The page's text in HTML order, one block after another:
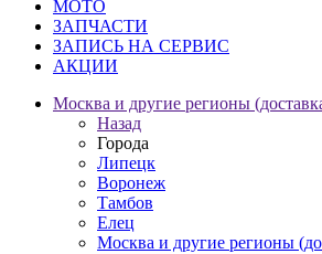
МОТО
ЗАПЧАСТИ
ЗАПИСЬ НА СЕРВИС
АКЦИИ
Москва и другие регионы
Назад
Города
Липецк
Воронеж
Тамбов
Елец
Москва и другие регионы